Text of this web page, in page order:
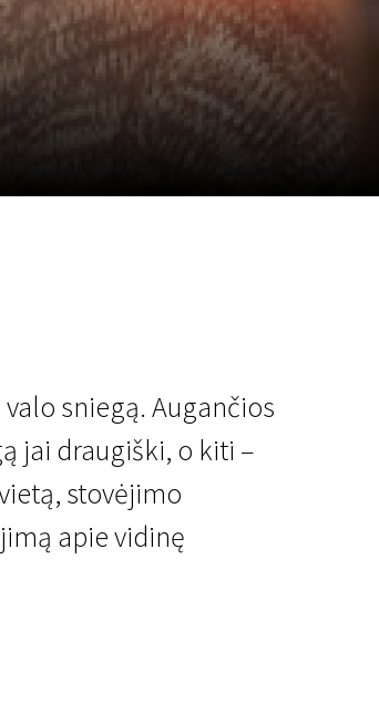
sniegą. Augančios
jai draugiški, o kiti –
stovėjimo
apie vidinę